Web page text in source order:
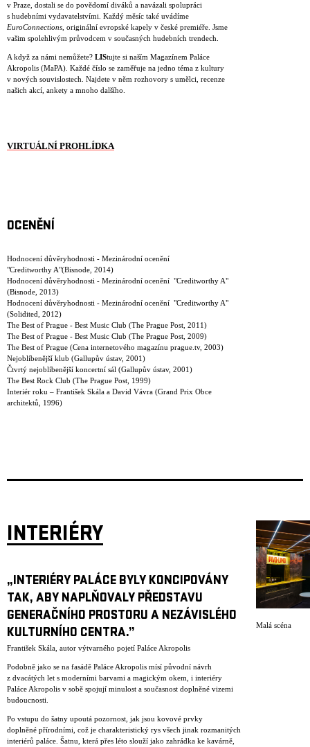
v Praze, dostali se do povědomí diváků a navázali spolupráci
s hudebními vydavatelstvími. Každý měsíc také uvádíme
EuroConnections , originální evropské kapely v české premiéře. Jsme
vašim spolehlivým průvodcem v současných hudebních trendech.
A když za námi nemůžete? LIStujte si naším Magazínem Paláce
Akropolis (MaPA). Každé číslo se zaměřuje na jedno téma z kultury
v nových souvislostech. Najdete v něm rozhovory s umělci, recenze
našich akcí, ankety a mnoho dalšího.
VIRTUÁLNÍ PROHLÍDKA
OCENĚNÍ
Hodnocení důvěryhodnosti - Mezinárodní ocenění
"Creditworthy A"(Bisnode, 2014)
Hodnocení důvěryhodnosti - Mezinárodní ocenění "Creditworthy A"
(Bisnode, 2013)
Hodnocení důvěryhodnosti - Mezinárodní ocenění "Creditworthy A"
(Solidited, 2012)
The Best of Prague - Best Music Club (The Prague Post, 2011)
The Best of Prague - Best Music Club (The Prague Post, 2009)
The Best of Prague (Cena internetového magazínu prague.tv, 2003)
Nejoblíbenější klub (Gallupův ústav, 2001)
Čtvrtý nejoblíbenější koncertní sál (Gallupův ústav, 2001)
The Best Rock Club (The Prague Post, 1999)
Interiér roku – František Skála a David Vávra (Grand Prix Obce
architektů, 1996)
INTERIÉRY
„INTERIÉRY PALÁCE BYLY KONCIPOVÁNY
TAK, ABY NAPLŇOVALY PŘEDSTAVU
GENERAČNÍHO PROSTORU A NEZÁVISLÉHO
KULTURNÍHO CENTRA.”
František Skála, autor výtvarného pojetí Paláce Akropolis
Podobně jako se na fasádě Paláce Akropolis mísí původní návrh
z dvacátých let s moderními barvami a magickým okem, i interiéry
Paláce Akropolis v sobě spojují minulost a současnost doplněné vizemi
budoucnosti.
Po vstupu do šatny upoutá pozornost, jak jsou kovové prvky
doplněné přírodními, což je charakteristický rys všech jinak rozmanitých
interiérů paláce. Šatnu, která přes léto slouží jako zahrádka ke kavárně,
Malá scéna